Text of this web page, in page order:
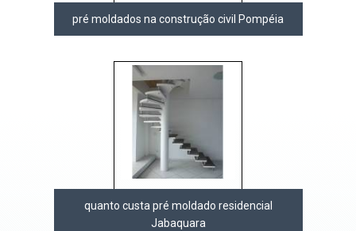
pré moldados na construção civil Pompéia
quanto custa pré moldado residencial
Jabaquara